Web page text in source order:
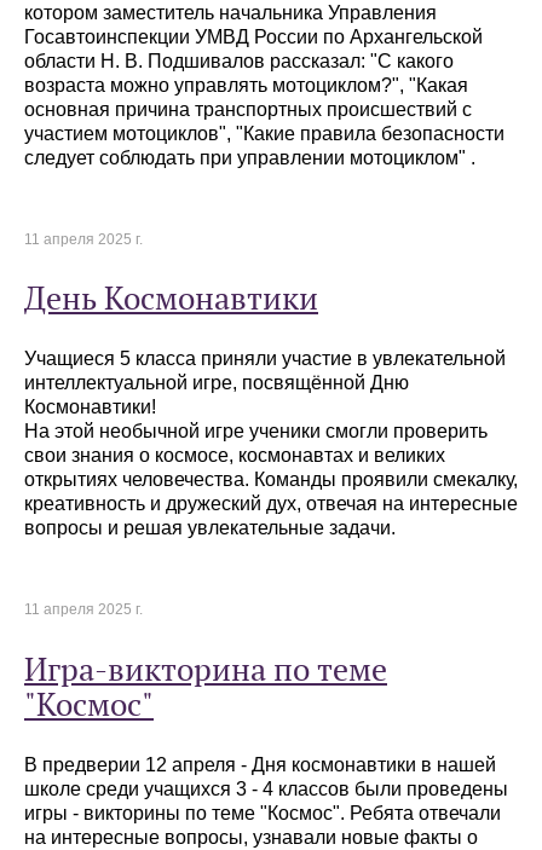
котором заместитель начальника Управления
Госавтоинспекции УМВД России по Архангельской
области Н. В. Подшивалов рассказал: "С какого
возраста можно управлять мотоциклом?", "Какая
основная причина транспортных происшествий с
участием мотоциклов", "Какие правила безопасности
следует соблюдать при управлении мотоциклом" .
11 апреля 2025 г.
День Космонавтики
Учащиеся 5 класса приняли участие в увлекательной
интеллектуальной игре, посвящённой Дню
Космонавтики!
На этой необычной игре ученики смогли проверить
свои знания о космосе, космонавтах и великих
открытиях человечества. Команды проявили смекалку,
креативность и дружеский дух, отвечая на интересные
вопросы и решая увлекательные задачи.
11 апреля 2025 г.
Игра-викторина по теме
"Космос"
В предверии 12 апреля - Дня космонавтики в нашей
школе среди учащихся 3 - 4 классов были проведены
игры - викторины по теме "Космос". Ребята отвечали
на интересные вопросы, узнавали новые факты о